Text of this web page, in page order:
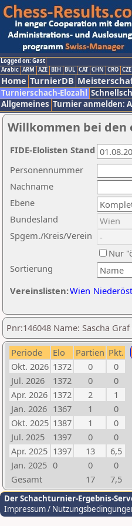
Logged on: Gast
Arabic ARM AZE BIH BUL CAT CHN CRO CZE
Home TurnierDB
Turnierschach-Elozahl
Allgemeines Turnier anmelden:
Willkommen bei den
Nachname
Ebene
Sortierung
Personennummer
Bundesland
Spgem./Kreis/Verein
Nur
Vereinslisten:Wien
FIDE-Elolisten Stand
Pnr:146048 Name: Sascha Graf
Periode Elo Partien Pkt.
Okt. 2026 1372 0
0
Jul. 2026
1372 0
0
Apr. 2026 1372 2
1
Jan. 2026 1367 1
0
Okt. 2025 1387 1
0
Jul. 2025
1397 0
0
Apr. 2025 1397 13
6,5
Jan. 2025 0 0
0
Gesamt
17 7,5
Der Schachturnier-Ergebnis-
Impressum /